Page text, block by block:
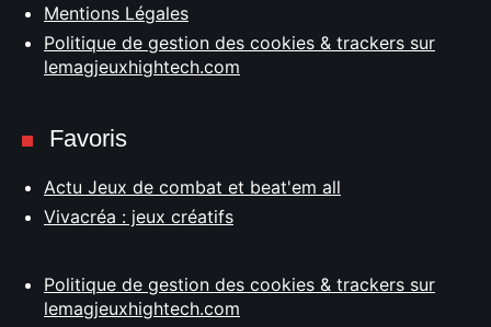
Mentions Légales
Politique de gestion des cookies & trackers sur
lemagjeuxhightech.com
Favoris
Actu Jeux de combat et beat'em all
Vivacréa : jeux créatifs
Politique de gestion des cookies & trackers sur
lemagjeuxhightech.com